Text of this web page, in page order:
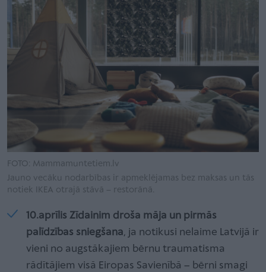
FOTO: Mammamuntetiem.lv
Jauno vecāku nodarbības ir apmeklējamas bez maksas un tās
notiek IKEA otrajā stāvā – restorānā.
10.aprīlis Zīdainim droša māja un pirmās
palīdzības sniegšana, ja notikusi nelaime Latvijā ir
vieni no augstākajiem bērnu traumatisma
rādītājiem visā Eiropas Savienībā – bērni smagi